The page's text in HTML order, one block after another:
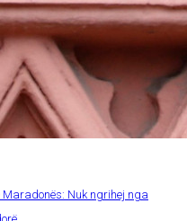
Maradonës: Nuk ngrihej nga